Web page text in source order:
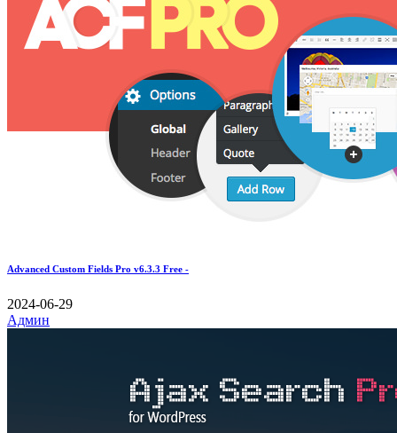
Advanced Custom Fields Pro v6.3.3 Free -
2024-06-29
Админ